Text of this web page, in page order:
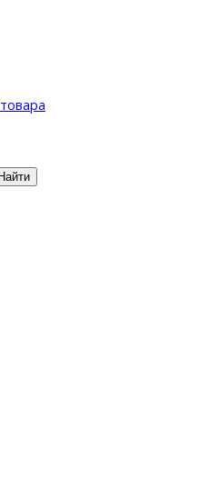
Найти